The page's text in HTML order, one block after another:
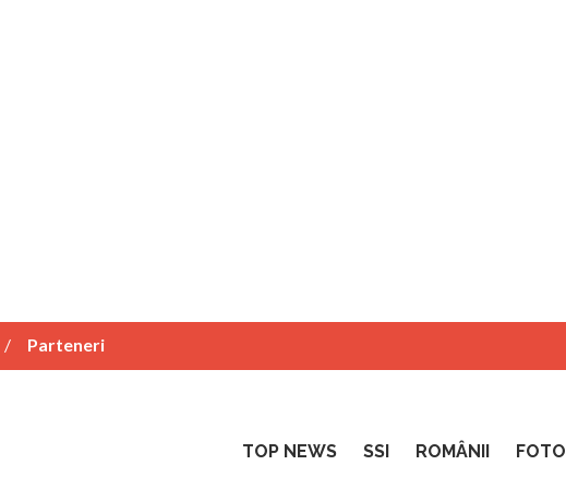
Parteneri
TOP NEWS SSI ROMÂNII